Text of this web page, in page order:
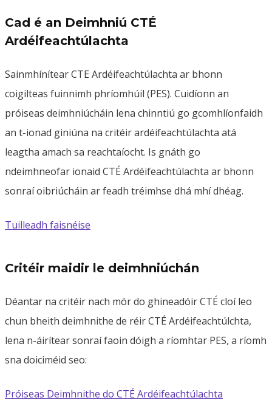
Cad é an Deimhniú CTÉ
Ardéifeachtúlachta
Sainmhínítear CTE Ardéifeachtúlachta ar bhonn
coigilteas fuinnimh phríomhúil (PES). Cuidíonn an
próiseas deimhniúcháin lena chinntiú go gcomhlíonfaidh
an t-ionad giniúna na critéir ardéifeachtúlachta atá
leagtha amach sa reachtaíocht. Is gnáth go
ndeimhneofar ionaid CTÉ Ardéifeachtúlachta ar bhonn
sonraí oibriúcháin ar feadh tréimhse dhá mhí dhéag.
Tuilleadh faisnéise
Critéir maidir le deimhniúchán
Déantar na critéir nach mór do ghineadóir CTÉ cloí leo
chun bheith deimhnithe de réir CTÉ Ardéifeachtúlchta,
lena n-áirítear sonraí faoin dóigh a ríomhtar PES, a ríomh
sna doiciméid seo:
Próiseas Deimhnithe do CTÉ Ardéifeachtúlachta